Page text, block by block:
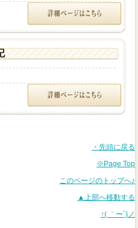
・先頭に戻る
※Page Top
このページのトップへ♪
▲上部へ移動する
↑( ｀ー´)ノ